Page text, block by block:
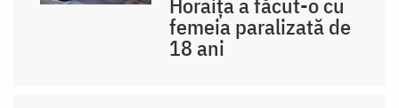
femeia paralizată de
18 ani